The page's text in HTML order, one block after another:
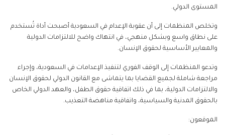
المستوى الدولي.
وتخلص المنظمات إلى أن عقوبة الإعدام في السعودية أصبحت أداة تُستخدم
على نطاق واسع وبشكل منهجي، في انتهاك واضح للالتزامات الدولية
والمعايير الأساسية لحقوق الإنسان.
وتدعو المنظمات إلى الوقف الفوري لتنفيذ الإعدامات في السعودية، وإجراء
مراجعة شاملة لجميع القضايا بما يتماشى مع القانون الدولي لحقوق الإنسان
والالتزامات الدولية، بما في ذلك اتفاقية حقوق الطفل، والعهد الدولي الخاص
بالحقوق المدنية والسياسية، واتفاقية مناهضة التعذيب.
الموقعون: